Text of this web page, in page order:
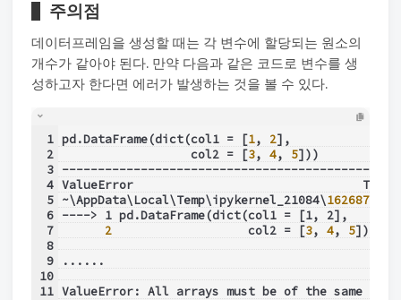
주의점
데이터프레임을 생성할 때는 각 변수에 할당되는 원소의
개수가 같아야 된다. 만약 다음과 같은 코드로 변수를 생
성하고자 한다면 에러가 발생하는 것을 볼 수 있다.
1
2
3
4
5
6
7
8
9
10
11
pd.DataFrame(dict(col1 = [1, 2],
                  col2 = [
3, 4, 5]))
ValueError
~\AppData\Local\Temp\ipykernel_21084\
----> 1 pd.DataFrame(dict(col1 = [1, 2],
2
                   col2 = [
3, 4, 5]))
......
ValueError: All arrays must be of the same